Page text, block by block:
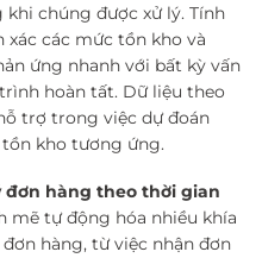
chúng được xử lý. Tính
xác các mức tồn kho và
ứng nhanh với bất kỳ vấn
hoàn tất. Dữ liệu theo
trợ trong việc dự đoán
kho tương ứng.
hàng theo thời gian
mẽ tự động hóa nhiều khía
hàng, từ việc nhận đơn